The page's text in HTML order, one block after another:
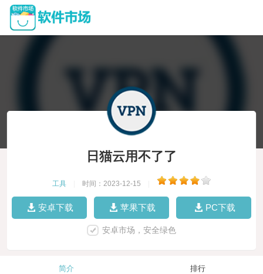
日猫云用不了了
工具 时间：2023-12-15
安卓下载 苹果下载 PC下载
安卓市场，安全绿色
简介 排行